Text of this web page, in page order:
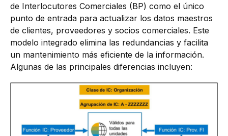
de Interlocutores Comerciales (BP) como el único
punto de entrada para actualizar los datos maestros
de clientes, proveedores y socios comerciales. Este
modelo integrado elimina las redundancias y facilita
un mantenimiento más eficiente de la información.
Algunas de las principales diferencias incluyen: